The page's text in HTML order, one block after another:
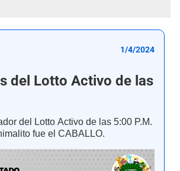
1/4/2024
del Lotto Activo de las
del Lotto Activo de las 5:00 P.M.
fue el CABALLO.